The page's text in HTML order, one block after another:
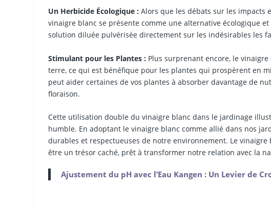
Un Herbicide Écologique : Alors que les débats sur les impacts
vinaigre blanc se présente comme une alternative écologique
solution diluée pulvérisée directement sur les indésirables les
Stimulant pour les Plantes : Plus surprenant encore, le
terre, ce qui est bénéfique pour les plantes qui prospèrent en
peut aider certaines de vos plantes à absorber davantage de
floraison.
Cette utilisation double du vinaigre blanc dans le jardinage
humble. En adoptant le vinaigre blanc comme allié dans nos
durables et respectueuses de notre environnement. Le
être un trésor caché, prêt à transformer notre relation avec la
Ajustement du pH avec l’Eau Kangen : Un Levier de